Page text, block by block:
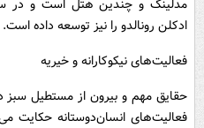
مدلینگ و چندین هتل است و در
ادکلن رونالدو را نیز توسعه داده است.
فعالیت‌های نیکوکارانه و خیریه
حقایق مهم و بیرون از مستطیل سبز
فعالیت‌های انسان‌دوستانه حکایت